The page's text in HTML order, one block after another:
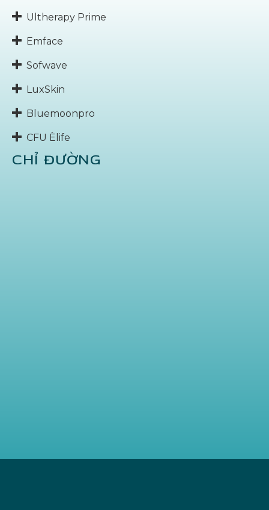
Ultherapy Prime
Emface
Sofwave
LuxSkin
Bluemoonpro
CFU Èlife
CHỈ ĐƯỜNG